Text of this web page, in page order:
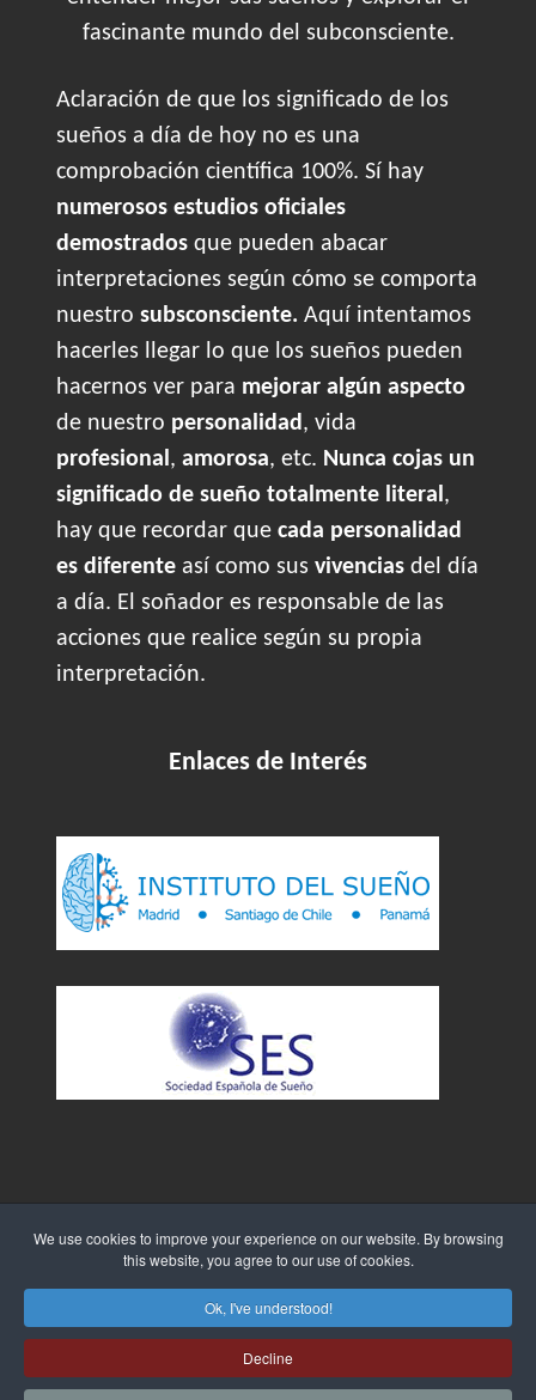
We use cookies to improve your experience on our website. By browsing
this website, you agree to our use of cookies.
Ok, I've understood!
Decline
fascinante mundo del subconsciente.
Aclaración de que los significado de los
sueños a día de hoy no es una
comprobación científica 100%. Sí hay
numerosos estudios oficiales
demostrados que pueden abacar
interpretaciones según cómo se comporta
nuestro subsconsciente. Aquí intentamos
hacerles llegar lo que los sueños pueden
hacernos ver para mejorar algún aspecto
de nuestro personalidad, vida
profesional, amorosa, etc. Nunca cojas un
significado de sueño totalmente literal,
hay que recordar que cada personalidad
es diferente así como sus vivencias del día
a día. El soñador es responsable de las
acciones que realice según su propia
interpretación.
Enlaces de Interés